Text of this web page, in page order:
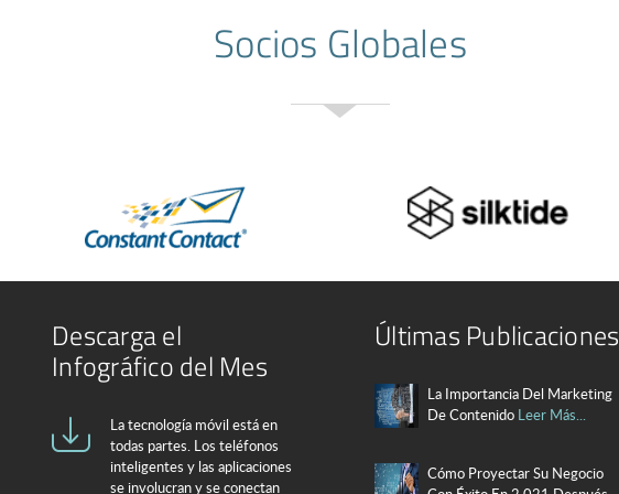
Socios Globales
Descarga el
Infográfico del Mes
La tecnología móvil está en
todas partes. Los teléfonos
inteligentes y las aplicaciones
se involucran y se conectan
Últimas Publicaciones
La Importancia Del Marketing
De Contenido Leer Más...
Cómo Proyectar Su Negocio